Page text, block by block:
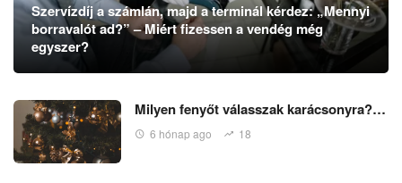
Szervízdíj a számlán, majd a terminál kérdez: „Mennyi
borravalót ad?” – Miért fizessen a vendég még
egyszer?
Milyen fenyőt válasszak karácsonyra?…
6 hónap ago 18